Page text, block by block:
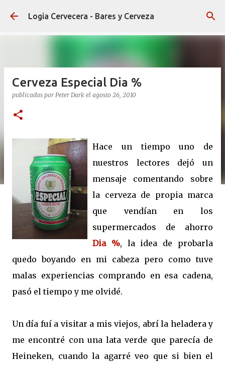
Ir al contenido principal
Logia Cervecera - Bares y Cerveza
Cerveza Especial Dia %
publicadas por Peter Dark el agosto 26, 2010
Hace un tiempo uno de
nuestros lectores dejó un
mensaje comentando sobre
la cerveza de propia marca
que vendían en los
supermercados de ahorro
Dia %, la idea de probarla
quedo boyando en mi cabeza pero como tuve
malas experiencias comprando en esa cadena,
pasó el tiempo y me olvidé.
Un día fuí a visitar a mis viejos, abrí la heladera y
me encontré con una lata verde que parecía de
Heineken, cuando la agarré veo que si bien el